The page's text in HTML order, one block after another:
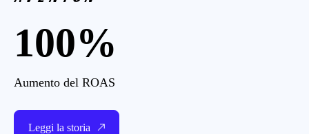
100%
Aumento del ROAS
Leggi la storia